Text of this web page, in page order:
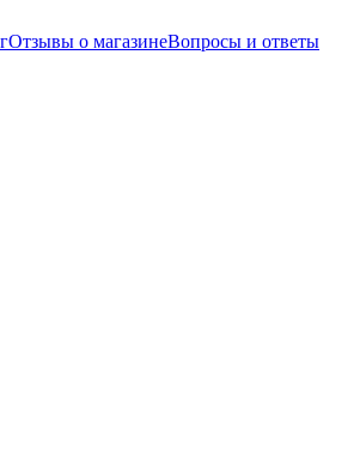
Отзывы о магазинеВопросы и ответы